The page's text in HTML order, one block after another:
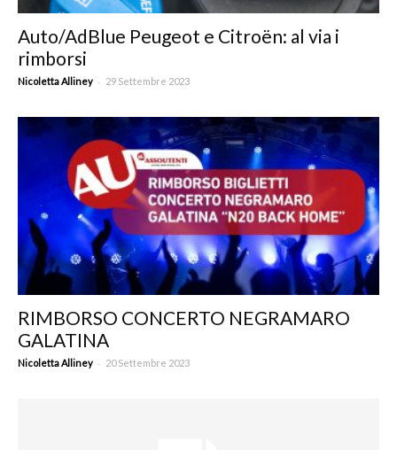
Auto/AdBlue Peugeot e Citroën: al via i
rimborsi
Nicoletta Alliney - 29 Settembre 2023
RIMBORSO CONCERTO NEGRAMARO
GALATINA
Nicoletta Alliney - 20 Settembre 2023